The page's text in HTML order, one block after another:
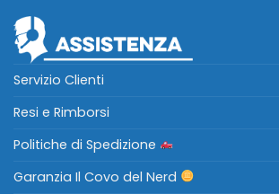
Servizio Clienti
Resi e Rimborsi
Politiche di Spedizione
Garanzia Il Covo del Nerd